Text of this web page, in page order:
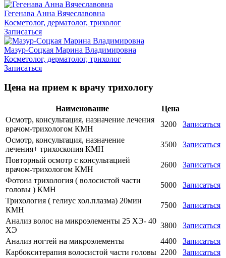
Гегенава Анна Вячеславовна
Косметолог, дерматолог, трихолог
Записаться
Мазур-Соцкая Марина Владимировна
Косметолог, дерматолог, трихолог
Записаться
Цена на прием к врачу трихологу
Наименование
Цена
Осмотр, консультация, назначение лечения
врачом-трихологом КМН
3200
Записаться
Осмотр, консультация, назначение
лечения+ трихоскопия КМН
3500
Записаться
Повторный осмотр с консультацией
врачом-трихологом КМН
2600
Записаться
Фотона трихология ( волосистой части
головы ) КМН
5000
Записаться
Трихология ( гелиус хол.плазма) 20мин
КМН
7500
Записаться
Анализ волос на микроэлементы 25 ХЭ- 40
ХЭ
3800
Записаться
Анализ ногтей на микроэлементы
4400
Записаться
Карбокситерапия волосистой части головы 2200
Записаться